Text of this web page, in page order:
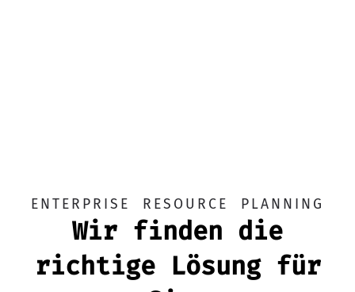
ENTERPRISE RESOURCE PLANNING
Wir finden die
richtige Lösung für